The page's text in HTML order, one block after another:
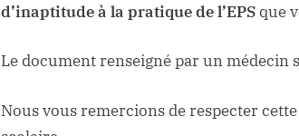
d’inaptitude à la pratique de l’EPSque
Le document renseigné par un médecin
Nous vous remercions de respecter